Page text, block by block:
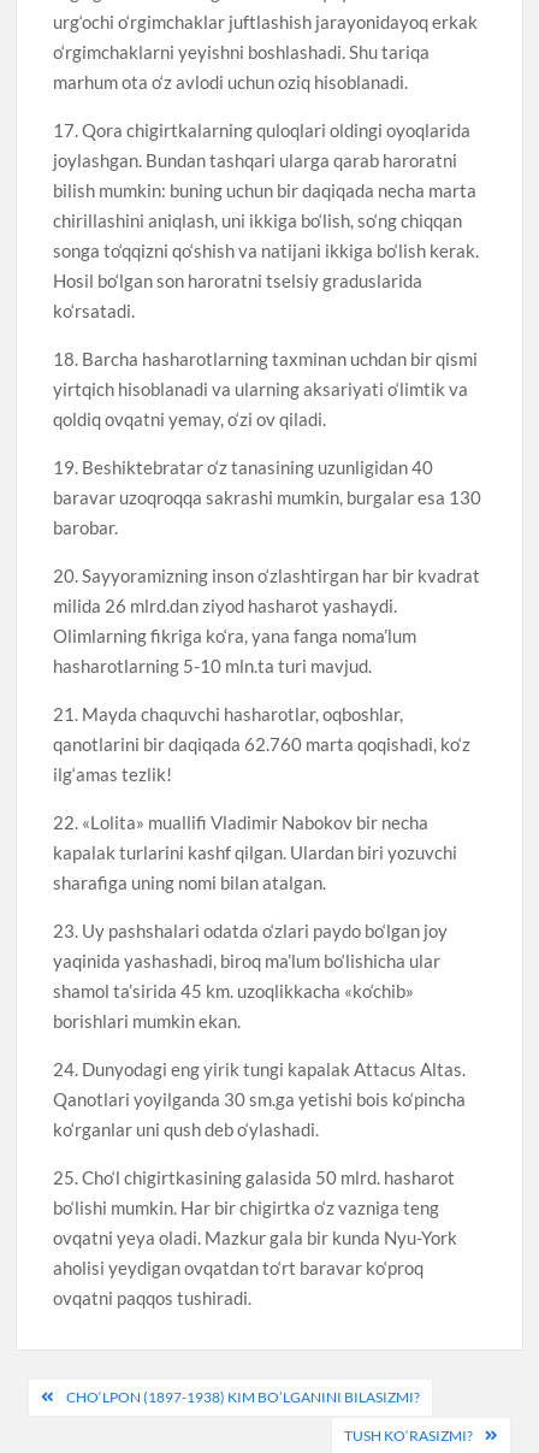
urg‘ochi o‘rgimchaklar juftlashish jarayonidayoq erkak
o‘rgimchaklarni yeyishni boshlashadi. Shu tariqa
marhum ota o‘z avlodi uchun oziq hisoblanadi.
17. Qora chigirtkalarning quloqlari oldingi oyoqlarida
joylashgan. Bundan tashqari ularga qarab haroratni
bilish mumkin: buning uchun bir daqiqada necha marta
chirillashini aniqlash, uni ikkiga bo‘lish, so‘ng chiqqan
songa to‘qqizni qo‘shish va natijani ikkiga bo‘lish kerak.
Hosil bo‘lgan son haroratni tselsiy graduslarida
ko‘rsatadi.
18. Barcha hasharotlarning taxminan uchdan bir qismi
yirtqich hisoblanadi va ularning aksariyati o‘limtik va
qoldiq ovqatni yemay, o‘zi ov qiladi.
19. Beshiktebratar o‘z tanasining uzunligidan 40
baravar uzoqroqqa sakrashi mumkin, burgalar esa 130
barobar.
20. Sayyoramizning inson o‘zlashtirgan har bir kvadrat
milida 26 mlrd.dan ziyod hasharot yashaydi.
Olimlarning fikriga ko‘ra, yana fanga noma’lum
hasharotlarning 5-10 mln.ta turi mavjud.
21. Mayda chaquvchi hasharotlar, oqboshlar,
qanotlarini bir daqiqada 62.760 marta qoqishadi, ko‘z
ilg‘amas tezlik!
22. «Lolita» muallifi Vladimir Nabokov bir necha
kapalak turlarini kashf qilgan. Ulardan biri yozuvchi
sharafiga uning nomi bilan atalgan.
23. Uy pashshalari odatda o‘zlari paydo bo‘lgan joy
yaqinida yashashadi, biroq ma’lum bo‘lishicha ular
shamol ta’sirida 45 km. uzoqlikkacha «ko‘chib»
borishlari mumkin ekan.
24. Dunyodagi eng yirik tungi kapalak Attacus Altas.
Qanotlari yoyilganda 30 sm.ga yetishi bois ko‘pincha
ko‘rganlar uni qush deb o‘ylashadi.
25. Cho‘l chigirtkasining galasida 50 mlrd. hasharot
bo‘lishi mumkin. Har bir chigirtka o‘z vazniga teng
ovqatni yeya oladi. Mazkur gala bir kunda Nyu-York
aholisi yeydigan ovqatdan to‘rt baravar ko‘proq
ovqatni paqqos tushiradi.
PostCHO‘LPON (1897-1938) KIM BO’LGANINI BILASIZMI?
TUSH KO‘RASIZMI?